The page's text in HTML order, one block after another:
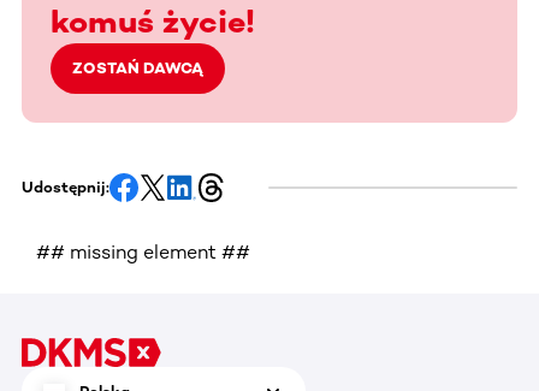
komuś życie!
ZOSTAŃ DAWCĄ
Udostępnij:
## missing element ##